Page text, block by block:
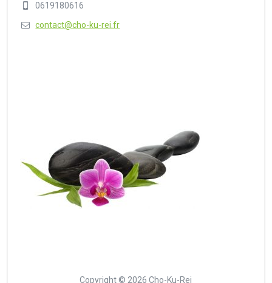
0619180616
contact@cho-ku-rei.fr
Copyright © 2026 Cho-Ku-Rei